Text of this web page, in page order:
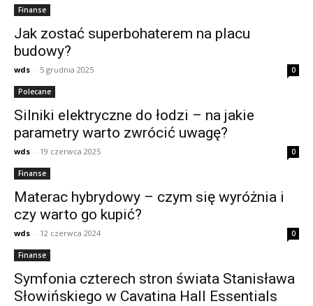
Finanse
Jak zostać superbohaterem na placu
budowy?
wds - 5 grudnia 2025 0
Polecane
Silniki elektryczne do łodzi – na jakie
parametry warto zwrócić uwagę?
wds - 19 czerwca 2025 0
Finanse
Materac hybrydowy – czym się wyróżnia i
czy warto go kupić?
wds - 12 czerwca 2024 0
Finanse
Symfonia czterech stron świata Stanisława
Słowińskiego w Cavatina Hall Essentials